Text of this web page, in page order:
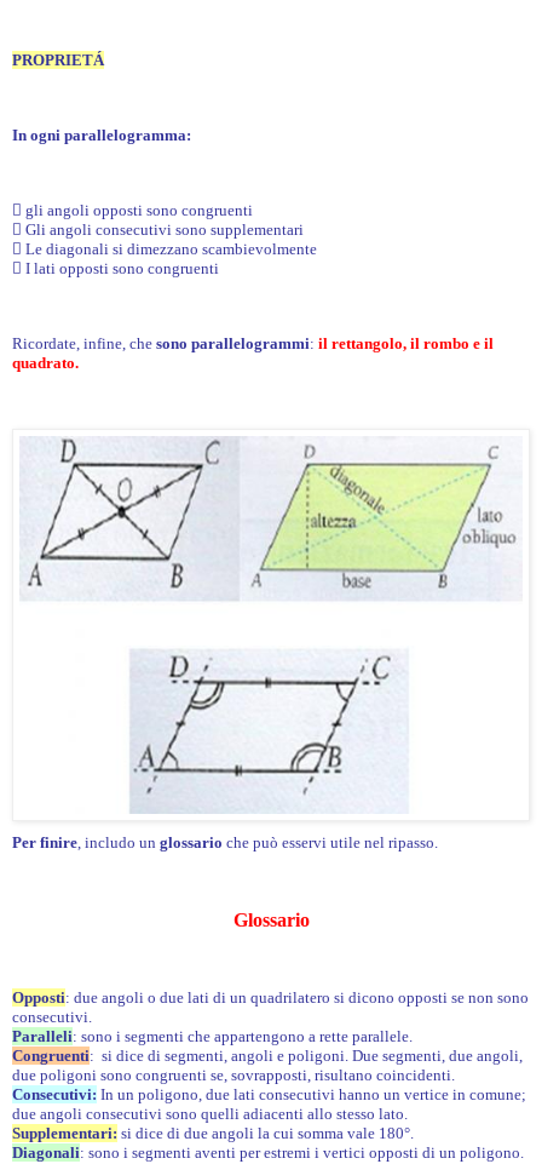
PROPRIETÁ
In ogni parallelogramma:
 gli angoli opposti sono congruenti
 Gli angoli consecutivi sono supplementari
 Le diagonali si dimezzano scambievolmente
 I lati opposti sono congruenti
Ricordate, infine, che sono parallelogrammi: il rettangolo, il rombo e il
quadrato.
Per finire, includo un glossario che può esservi utile nel ripasso.
Glossario
Opposti: due angoli o due lati di un quadrilatero si dicono opposti se non sono
consecutivi.
Paralleli: sono i segmenti che appartengono a rette parallele.
Congruenti: si dice di segmenti, angoli e poligoni. Due segmenti, due angoli,
due poligoni sono congruenti se, sovrapposti, risultano coincidenti.
Consecutivi: In un poligono, due lati consecutivi hanno un vertice in comune;
due angoli consecutivi sono quelli adiacenti allo stesso lato.
Supplementari: si dice di due angoli la cui somma vale 180°.
Diagonali: sono i segmenti aventi per estremi i vertici opposti di un poligono.